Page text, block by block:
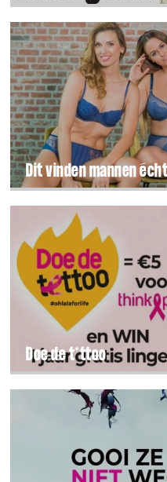
Dit vinden mannen
Doe de t*ttoo